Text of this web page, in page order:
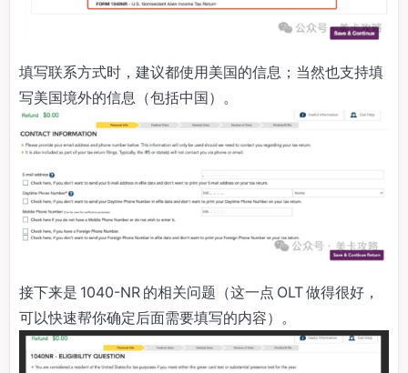
填写联系方式时，建议都使用美国的信息；当然也支持填
写美国境外的信息（包括中国）。
接下来是 1040-NR 的相关问题（这一点 OLT 做得很好，
可以快速帮你确定后面需要填写的内容）。